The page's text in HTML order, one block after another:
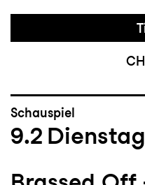
Schauspiel
9.2 Dienstag